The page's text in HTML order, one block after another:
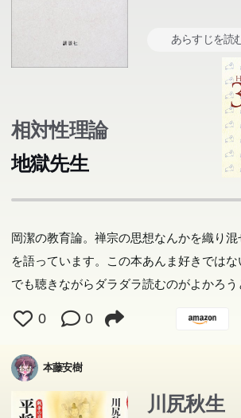
あらすじを読
相対性理論
地獄先生
岡潔の教育論。禅宗の思想なんかを織り
を語っています。この本あんま好きでは
でも聴きながらダラダラ読むのがよかろう
0 0
本藤安樹
川尻秋生